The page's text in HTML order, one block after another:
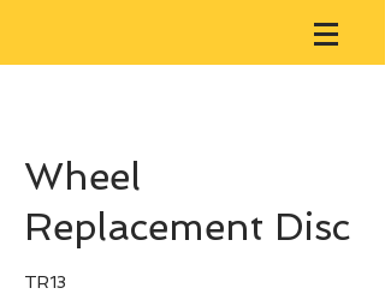
Wheel
Replacement Disc
TR13